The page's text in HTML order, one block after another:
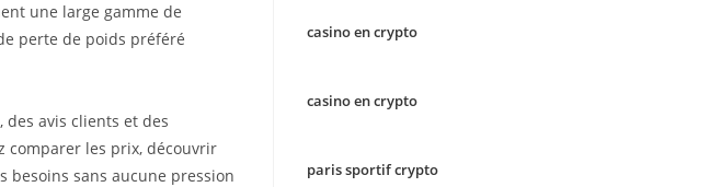
une large gamme de
perte de poids préféré
avis clients et des
comparer les prix, découvrir
besoins sans aucune pression
casino en crypto
casino en crypto
paris sportif crypto